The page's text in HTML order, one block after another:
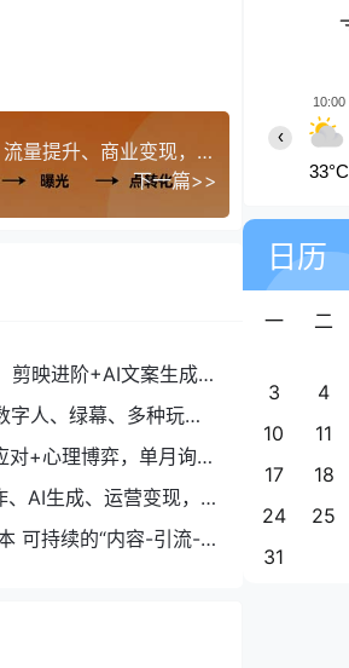
闲鱼变现课3.0：掌握链接优化、流量提升、商业变现，单日利润800+
下一篇>>
剪映进阶+AI文案生成
字人、绿幕、多种玩
+心理博弈，单月询盘
AI生成、运营变现，
可持续的“内容-引流-
10:00
33°C
‹
日历
一 二
3
4
10
11
17
18
24
25
31